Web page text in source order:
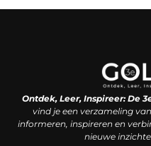
Ontdek, Leer, Inspireer: De
vind je een verzameling
informeren, inspireren en
nieuwe